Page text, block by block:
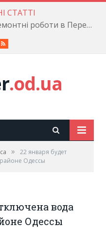
СТАТТІ
Енергетики завершили ремонтні роботи в Пересипському районі
RSS
.od.ua
»
22 января будет
Одессы
вода
Одессы